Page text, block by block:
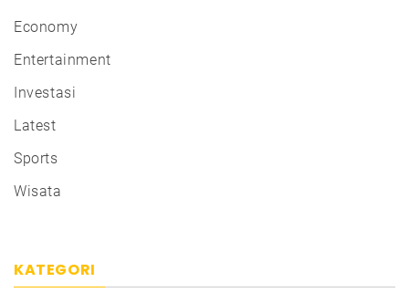
Economy
Entertainment
Investasi
Latest
Sports
Wisata
KATEGORI